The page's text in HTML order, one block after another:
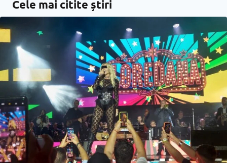
Cele mai citite știri